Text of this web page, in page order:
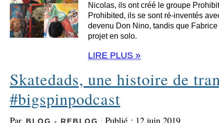
Nicolas, ils ont créé le groupe
Prohibited, ils se sont ré-inventés
devenu Don Nino, tandis que
projet en solo.
LIRE PLUS »
Skatedads, une histoire de
#bigspinpodcast
Par BLOG - REBLOG | Publié : 12 juin 2019